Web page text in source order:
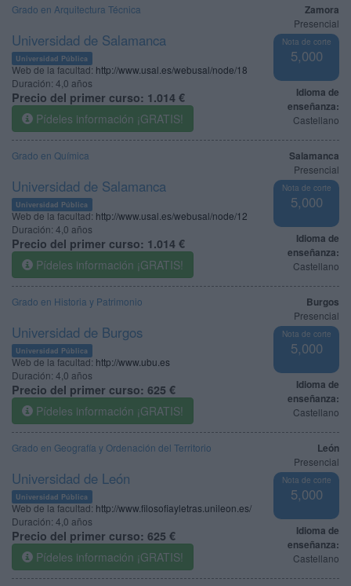
Zamora
Presencial
Nota de corte
5,000
Idioma de
enseñanza:
Castellano
Grado en Arquitectura Técnica
Universidad de Salamanca
Universidad Pública
Web de la facultad: http://www.usal.es/webusal/node/18
Duración: 4,0 años
Precio del primer curso: 1.014 €
Pídeles información ¡GRATIS!
Salamanca
Presencial
Nota de corte
5,000
Idioma de
enseñanza:
Castellano
Grado en Química
Universidad de Salamanca
Universidad Pública
Web de la facultad: http://www.usal.es/webusal/node/12
Duración: 4,0 años
Precio del primer curso: 1.014 €
Pídeles información ¡GRATIS!
Burgos
Presencial
Nota de corte
5,000
Idioma de
enseñanza:
Castellano
Grado en Historia y Patrimonio
Universidad de Burgos
Universidad Pública
Web de la facultad: http://www.ubu.es
Duración: 4,0 años
Precio del primer curso: 625 €
Pídeles información ¡GRATIS!
León
Presencial
Nota de corte
5,000
Idioma de
enseñanza:
Castellano
Grado en Geografía y Ordenación del Territorio
Universidad de León
Universidad Pública
Web de la facultad: http://www.filosofiayletras.unileon.es/
Duración: 4,0 años
Precio del primer curso: 625 €
Pídeles información ¡GRATIS!